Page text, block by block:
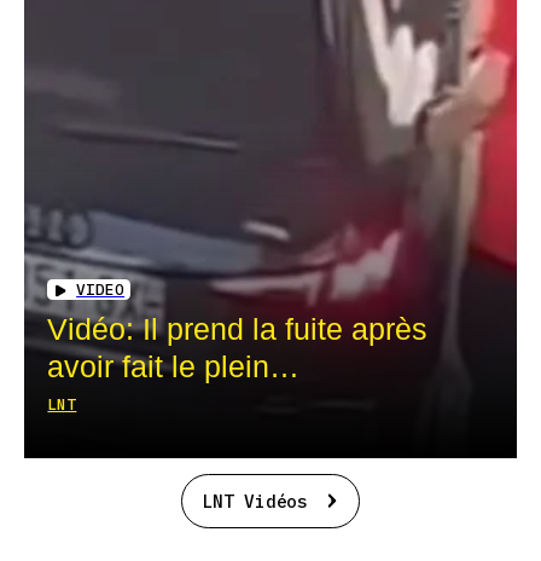
VIDEO
Vidéo: Il prend la fuite après
avoir fait le plein…
LNT
LNT Vidéos